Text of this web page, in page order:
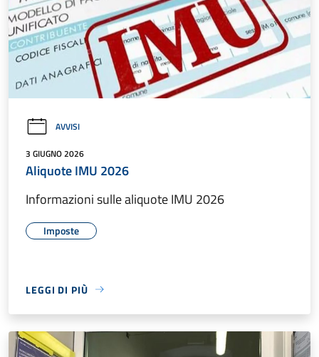
AVVISI
3 GIUGNO 2026
Aliquote IMU 2026
Informazioni sulle aliquote IMU 2026
Imposte
LEGGI DI PIÙ